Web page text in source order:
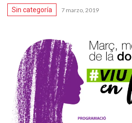
Sin categoría 7 marzo, 2019